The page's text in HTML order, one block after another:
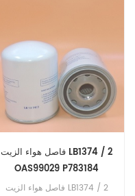
فاصل هواء الزيت LB1374 / 2
OAS99029 P783184
AS2452 93525657
فاصل هواء الزيت LB1374 / 2